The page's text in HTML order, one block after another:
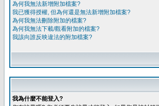
為何我無法新增附加檔案?
我已獲得授權, 但為何還是無法新增附加檔案?
為何我無法刪除附加的檔案?
為何我無法下載/觀看附加的檔案?
我該向誰反映違法的附加檔案?
我為什麼不能登入?